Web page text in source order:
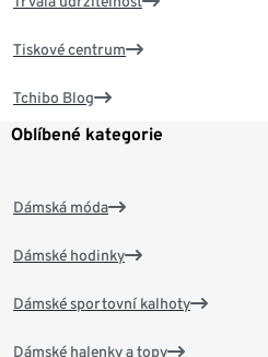
Tiskové centrum
Tchibo Blog
Oblíbené kategorie
Dámská móda
Dámské hodinky
Dámské sportovní kalhoty
Dámské halenky a topy